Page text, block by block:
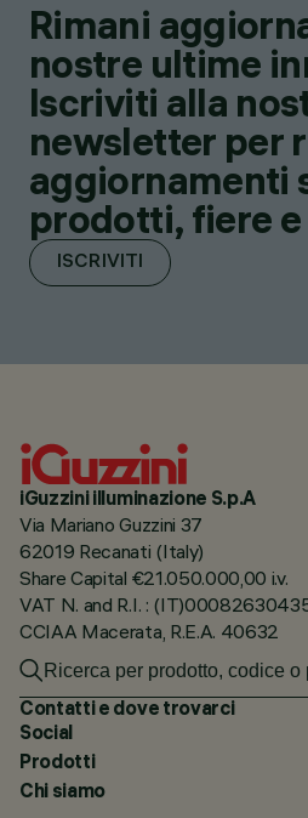
Rimani
nostre ultime
Iscriviti alla
newsletter per
aggiornamenti
prodotti, fiere
ISCRIVITI
iGuzzini illuminazione S.p.A
Via Mariano Guzzini 37
62019 Recanati (Italy)
Share Capital €21.050.000,00 i.v.
VAT N. and R.I. :
CCIAA Macerata, R.E.A. 40632
Contatti e dove trovarci
Social
Prodotti
Chi siamo